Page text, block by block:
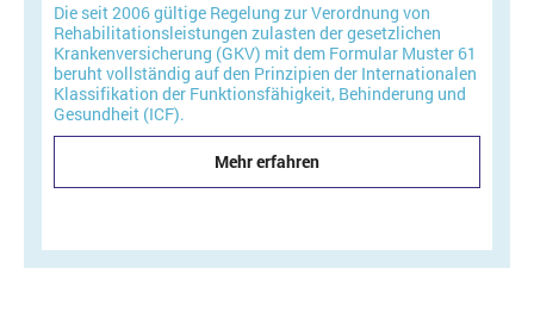
Die seit 2006 gültige Regelung zur Verordnung von
Rehabilitationsleistungen zulasten der gesetzlichen
Kran­ken­ver­siche­rung (GKV) mit dem Formular Muster 61
beruht vollständig auf den Prinzipien der Internationalen
Klassifikation der Funktionsfähigkeit, Behinderung und
Gesundheit (ICF).
Mehr erfahren